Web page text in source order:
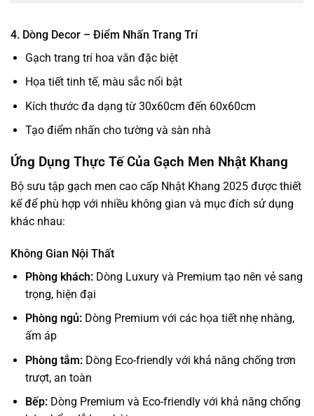
4. Dòng Decor – Điểm Nhấn Trang Trí
Gạch trang trí hoa văn đặc biệt
Họa tiết tinh tế, màu sắc nổi bật
Kích thước đa dạng từ 30x60cm đến 60x60cm
Tạo điểm nhấn cho tường và sàn nhà
Ứng Dụng Thực Tế Của Gạch Men Nhật Khang
Bộ sưu tập gạch men cao cấp Nhật Khang 2025 được thiết
kế để phù hợp với nhiều không gian và mục đích sử dụng
khác nhau:
Không Gian Nội Thất
Phòng khách:Dòng Luxury và Premium tạo nên vẻ sang
trọng, hiện đại
Phòng ngủ:Dòng Premium với các họa tiết nhẹ nhàng,
ấm áp
Phòng tắm:Dòng Eco-friendly với khả năng chống trơn
trượt, an toàn
Bếp:Dòng Premium và Eco-friendly với khả năng chống